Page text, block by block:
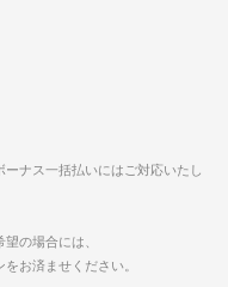
ナス一括払いにはご対応いたし
の場合には、
お済ませください。